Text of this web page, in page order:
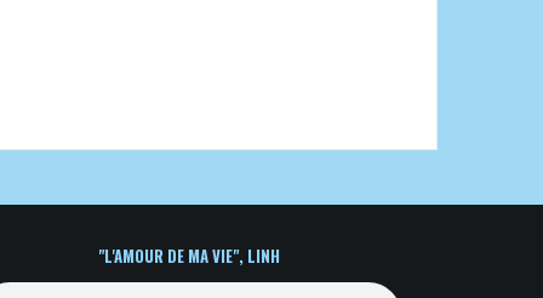
"L'AMOUR DE MA VIE", LINH